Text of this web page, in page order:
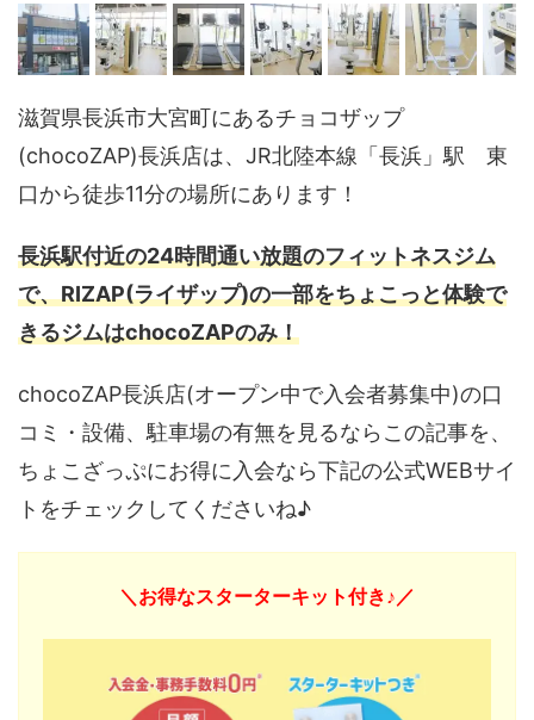
滋賀県長浜市大宮町にあるチョコザップ
(chocoZAP)長浜店は、JR北陸本線「長浜」駅 東
口から徒歩11分の場所にあります！
長浜駅付近の24時間通い放題のフィットネスジム
で、RIZAP(ライザップ)の一部をちょこっと体験で
きるジムはchocoZAPのみ！
chocoZAP長浜店(オープン中で入会者募集中)の口
コミ・設備、駐車場の有無を見るならこの記事を、
ちょこざっぷにお得に入会なら下記の公式WEBサイ
トをチェックしてくださいね♪
＼お得なスターターキット付き♪／